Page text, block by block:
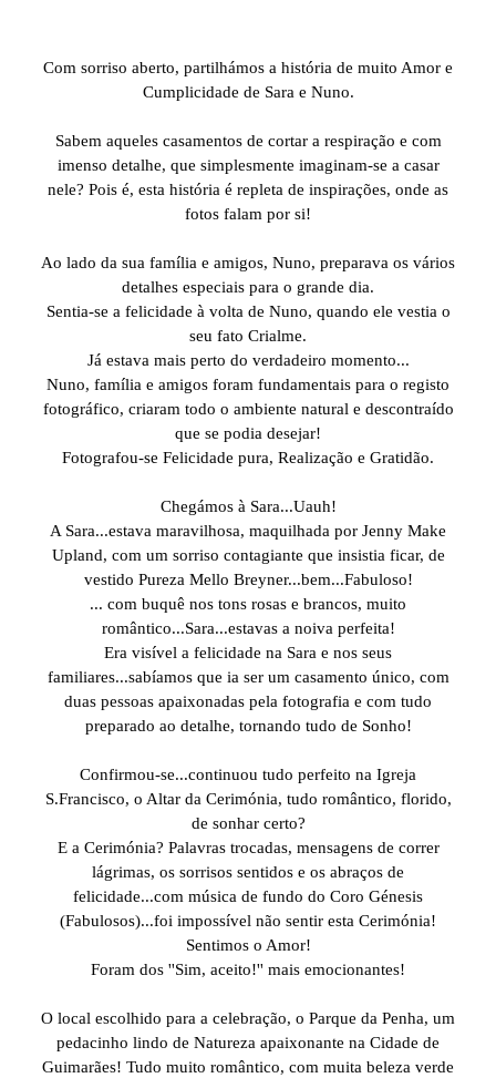
Com sorriso aberto, partilhámos a história de muito Amor e
Cumplicidade de Sara e Nuno.
Sabem aqueles casamentos de cortar a respiração e com
imenso detalhe, que simplesmente imaginam-se a casar
nele? Pois é, esta história é repleta de inspirações, onde as
fotos falam por si!
Ao lado da sua família e amigos, Nuno, preparava os vários
detalhes especiais para o grande dia.
Sentia-se a felicidade à volta de Nuno, quando ele vestia o
seu fato Crialme.
Já estava mais perto do verdadeiro momento...
Nuno, família e amigos foram fundamentais para o registo
fotográfico, criaram todo o ambiente natural e descontraído
que se podia desejar!
Fotografou-se Felicidade pura, Realização e Gratidão.
Chegámos à Sara...Uauh!
A Sara...estava maravilhosa, maquilhada por Jenny Make
Upland, com um sorriso contagiante que insistia ficar, de
vestido Pureza Mello Breyner...bem...Fabuloso!
... com buquê nos tons rosas e brancos, muito
romântico...Sara...estavas a noiva perfeita!
Era visível a felicidade na Sara e nos seus
familiares...sabíamos que ia ser um casamento único, com
duas pessoas apaixonadas pela fotografia e com tudo
preparado ao detalhe, tornando tudo de Sonho!
Confirmou-se...continuou tudo perfeito na Igreja
S.Francisco, o Altar da Cerimónia, tudo romântico, florido,
de sonhar certo?
E a Cerimónia? Palavras trocadas, mensagens de correr
lágrimas, os sorrisos sentidos e os abraços de
felicidade...com música de fundo do Coro Génesis
(Fabulosos)...foi impossível não sentir esta Cerimónia!
Sentimos o Amor!
Foram dos ''Sim, aceito!'' mais emocionantes!
O local escolhido para a celebração, o Parque da Penha, um
pedacinho lindo de Natureza apaixonante na Cidade de
Guimarães! Tudo muito romântico, com muita beleza verde